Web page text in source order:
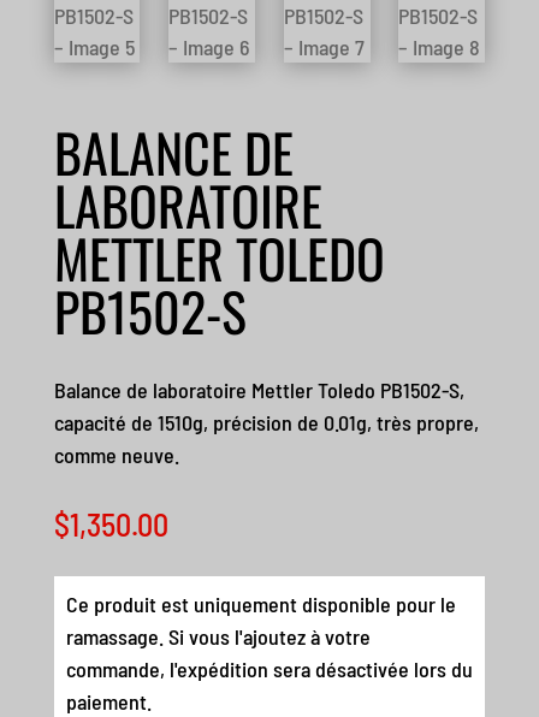
BALANCE DE
LABORATOIRE
METTLER TOLEDO
PB1502-S
Balance de laboratoire Mettler Toledo PB1502-S,
capacité de 1510g, précision de 0.01g, très propre,
comme neuve.
$1,350.00
Ce produit est uniquement disponible pour le
ramassage. Si vous l'ajoutez à votre
commande, l'expédition sera désactivée lors du
paiement.